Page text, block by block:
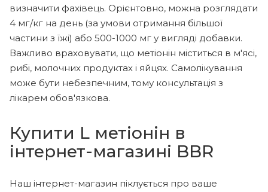
визначити фахівець. Орієнтовно, можна розглядати
4 мг/кг на день (за умови отримання більшої
частини з їжі) або 500-1000 мг у вигляді добавки.
Важливо враховувати, що метіонін міститься в м'ясі,
рибі, молочних продуктах і яйцях. Самолікування
може бути небезпечним, тому консультація з
лікарем обов'язкова.
Купити L метіонін в
інтернет-магазині BBR
Наш інтернет-магазин піклується про ваше